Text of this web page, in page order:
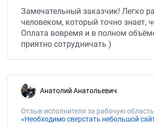
Замечательный заказчик! Легко
человеком, который точно знает,
Оплата вовремя и в полном
приятно сотрудничать )
Анатолий Анатольевич
Отзыв исполнителя за рабочую